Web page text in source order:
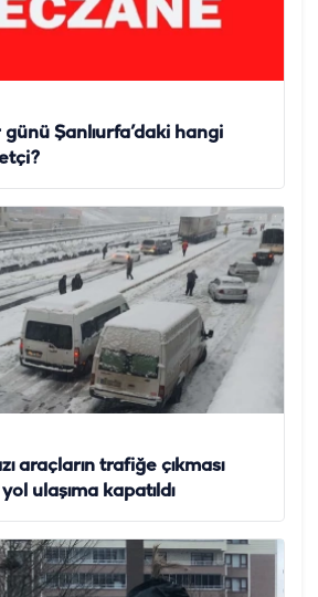
Şanlıurfa’daki hangi
araçların trafiğe çıkması
ulaşıma kapatıldı